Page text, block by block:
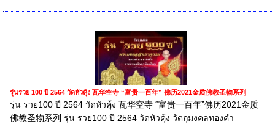
รุ่นรวย 100 ปี 2564 วัดหัวคุ้ง 瓦华空寺 “富贵一百年” 佛历2021金质佛教圣物系列
รุ่น รวย100 ปี 2564 วัดหัวคุ้ง 瓦华空寺 “富贵一百年”佛历2021金质
佛教圣物系列 รุ่น รวย100 ปี 2564 วัดหัวคุ้ง วัตถุมงคลทองคำ